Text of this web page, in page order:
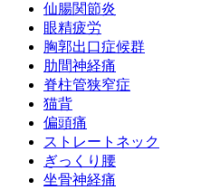
仙腸関節炎
眼精疲労
胸郭出口症候群
肋間神経痛
脊柱管狭窄症
猫背
偏頭痛
ストレートネック
ぎっくり腰
坐骨神経痛